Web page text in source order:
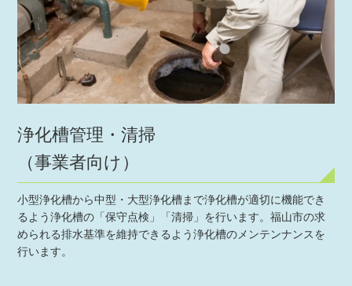
浄化槽管理・清掃
（事業者向け）
小型浄化槽から中型・大型浄化槽まで浄化槽が適切に機能でき
るよう浄化槽の「保守点検」「清掃」を行います。福山市の求
められる排水基準を維持できるよう浄化槽のメンテンナンスを
行います。